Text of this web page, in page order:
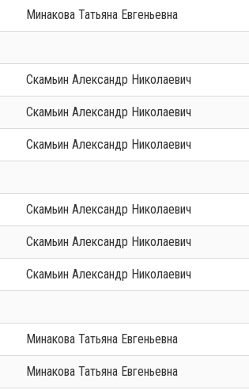
Минакова Татьяна Евгеньевна
Скамьин Александр Николаевич
Скамьин Александр Николаевич
Скамьин Александр Николаевич
Скамьин Александр Николаевич
Скамьин Александр Николаевич
Скамьин Александр Николаевич
Минакова Татьяна Евгеньевна
Минакова Татьяна Евгеньевна